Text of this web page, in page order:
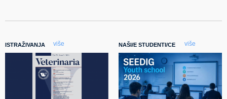
ISTRAŽIVANJA više NAŠI/E STUDENTI/CE više